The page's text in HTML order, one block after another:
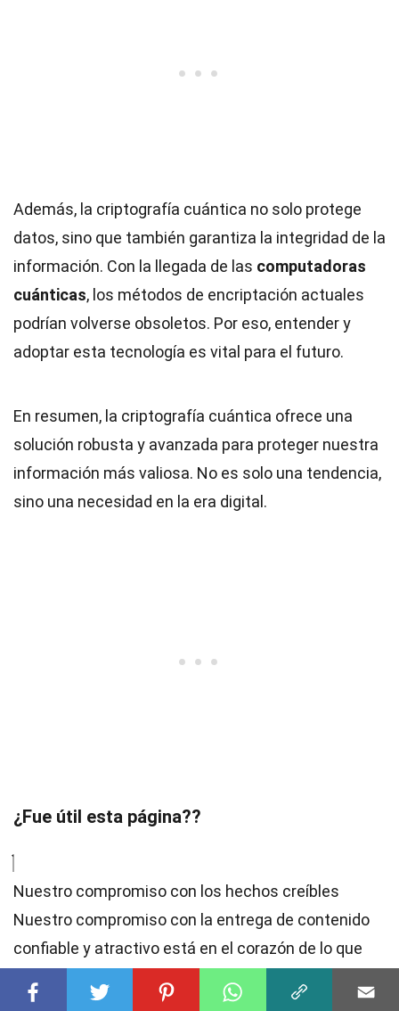
Además, la criptografía cuántica no solo protege
datos, sino que también garantiza la integridad de la
información. Con la llegada de las computadoras
cuánticas, los métodos de encriptación actuales
podrían volverse obsoletos. Por eso, entender y
adoptar esta tecnología es vital para el futuro.
En resumen, la criptografía cuántica ofrece una
solución robusta y avanzada para proteger nuestra
información más valiosa. No es solo una tendencia,
sino una necesidad en la era digital.
¿Fue útil esta página??
Nuestro compromiso con los hechos creíbles
Nuestro compromiso con la entrega de contenido
confiable y atractivo está en el corazón de lo que
por usuarios reales como tú, aportando una gran